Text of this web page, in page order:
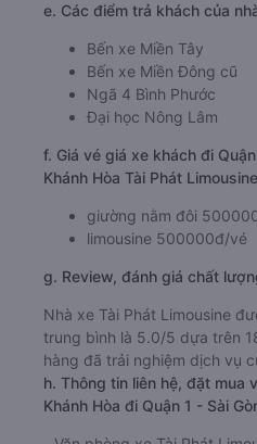
e. Các điểm trả khách của
Bến xe Miền Tây
Bến xe Miền Đông cũ
Ngã 4 Bình Phước
Đại học Nông Lâm
f. Giá vé giá xe khách đi
Khánh Hòa Tài Phát Limousine
giường nằm đôi
limousine 500000đ/vé
g. Review, đánh giá chất
Nhà xe Tài Phát Limousine
trung bình là 5.0/5 dựa trên
hàng đã trải nghiệm dịch vụ
h. Thông tin liên hệ, đặt mua
Khánh Hòa đi Quận 1 - Sài